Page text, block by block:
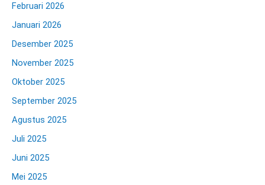
Februari 2026
Januari 2026
Desember 2025
November 2025
Oktober 2025
September 2025
Agustus 2025
Juli 2025
Juni 2025
Mei 2025